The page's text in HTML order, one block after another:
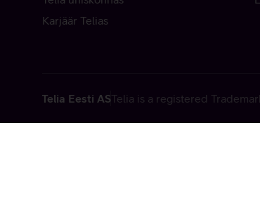
Karjäär Telias
Telia Eesti ASTelia is a registered